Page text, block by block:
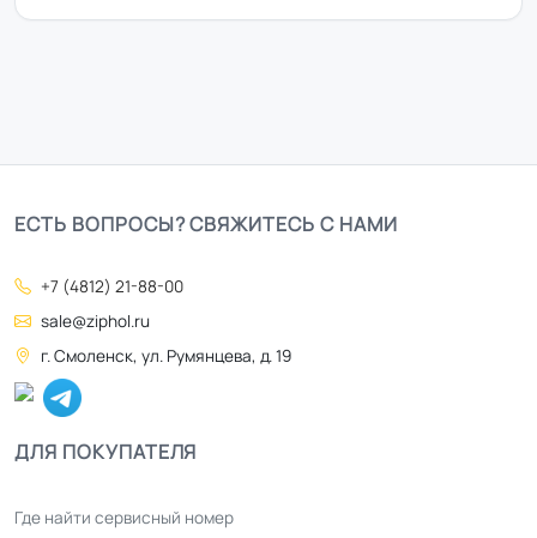
ЕСТЬ ВОПРОСЫ? СВЯЖИТЕСЬ С НАМИ
+7 (4812) 21-88-00
sale@ziphol.ru
г. Смоленск, ул. Румянцева, д. 19
ДЛЯ ПОКУПАТЕЛЯ
Где найти сервисный номер